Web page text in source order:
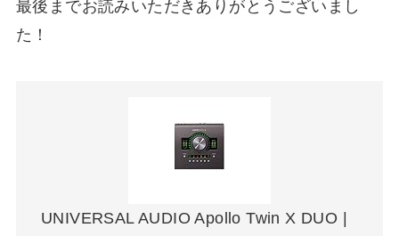
最後までお読みいただきありがとうございまし
た！
UNIVERSAL AUDIO Apollo Twin X DUO |